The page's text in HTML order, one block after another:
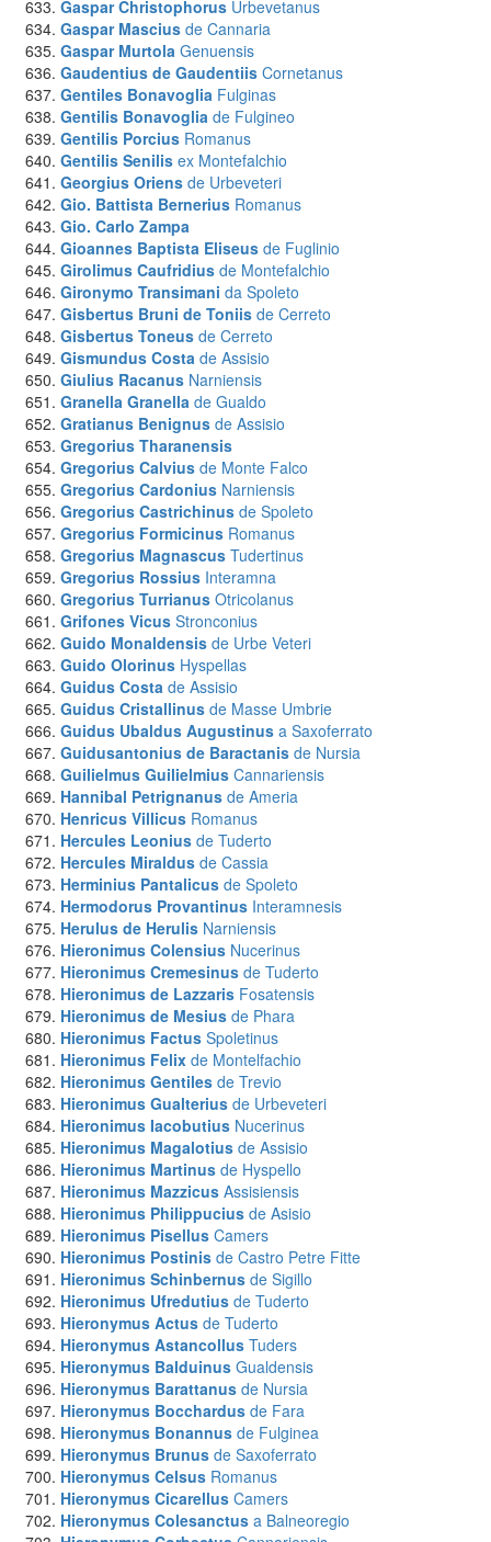
Gaspar Christophorus Urbevetanus
Gaspar Mascius de Cannaria
Gaspar Murtola Genuensis
Gaudentius de Gaudentiis Cornetanus
Gentiles Bonavoglia Fulginas
Gentilis Bonavoglia de Fulgineo
Gentilis Porcius Romanus
Gentilis Senilis ex Montefalchio
Georgius Oriens de Urbeveteri
Gio. Battista Bernerius Romanus
Gio. Carlo Zampa
Gioannes Baptista Eliseus de Fuglinio
Girolimus Caufridius de Montefalchio
Gironymo Transimani da Spoleto
Gisbertus Bruni de Toniis de Cerreto
Gisbertus Toneus de Cerreto
Gismundus Costa de Assisio
Giulius Racanus Narniensis
Granella Granella de Gualdo
Gratianus Benignus de Assisio
Gregorius Tharanensis
Gregorius Calvius de Monte Falco
Gregorius Cardonius Narniensis
Gregorius Castrichinus de Spoleto
Gregorius Formicinus Romanus
Gregorius Magnascus Tudertinus
Gregorius Rossius Interamna
Gregorius Turrianus Otricolanus
Grifones Vicus Stronconius
Guido Monaldensis de Urbe Veteri
Guido Olorinus Hyspellas
Guidus Costa de Assisio
Guidus Cristallinus de Masse Umbrie
Guidus Ubaldus Augustinus a Saxoferrato
Guidusantonius de Baractanis de Nursia
Guilielmus Guilielmius Cannariensis
Hannibal Petrignanus de Ameria
Henricus Villicus Romanus
Hercules Leonius de Tuderto
Hercules Miraldus de Cassia
Herminius Pantalicus de Spoleto
Hermodorus Provantinus Interamnesis
Herulus de Herulis Narniensis
Hieronimus Colensius Nucerinus
Hieronimus Cremesinus de Tuderto
Hieronimus de Lazzaris Fosatensis
Hieronimus de Mesius de Phara
Hieronimus Factus Spoletinus
Hieronimus Felix de Montelfachio
Hieronimus Gentiles de Trevio
Hieronimus Gualterius de Urbeveteri
Hieronimus Iacobutius Nucerinus
Hieronimus Magalotius de Assisio
Hieronimus Martinus de Hyspello
Hieronimus Mazzicus Assisiensis
Hieronimus Philippucius de Asisio
Hieronimus Pisellus Camers
Hieronimus Postinis de Castro Petre Fitte
Hieronimus Schinbernus de Sigillo
Hieronimus Ufredutius de Tuderto
Hieronymus Actus de Tuderto
Hieronymus Astancollus Tuders
Hieronymus Balduinus Gualdensis
Hieronymus Barattanus de Nursia
Hieronymus Bocchardus de Fara
Hieronymus Bonannus de Fulginea
Hieronymus Brunus de Saxoferrato
Hieronymus Celsus Romanus
Hieronymus Cicarellus Camers
Hieronymus Colesanctus a Balneoregio